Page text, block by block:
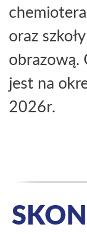
oraz
obrazową.
jest na
2026r.